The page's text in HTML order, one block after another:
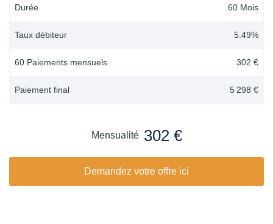
Durée 60 Mois
Taux débiteur 5.49%
60 Paiements mensuels 302 €
Paiement final 5 298 €
Mensualité 302 €
Demandez votre offre ici